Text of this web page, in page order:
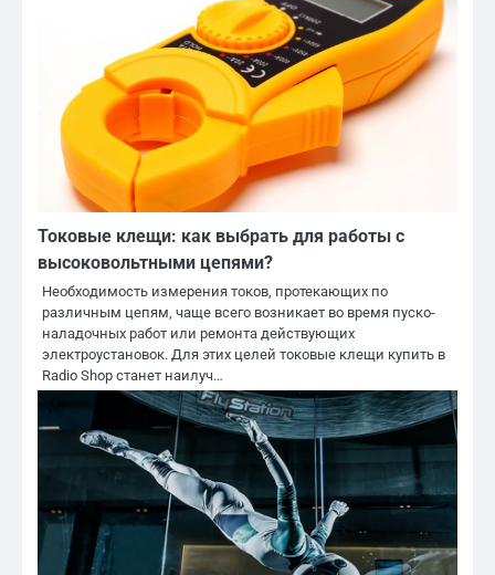
Токовые клещи: как выбрать для работы с
высоковольтными цепями?
Необходимость измерения токов, протекающих по
различным цепям, чаще всего возникает во время пуско-
наладочных работ или ремонта действующих
электроустановок. Для этих целей токовые клещи купить в
Radio Shop станет наилуч…